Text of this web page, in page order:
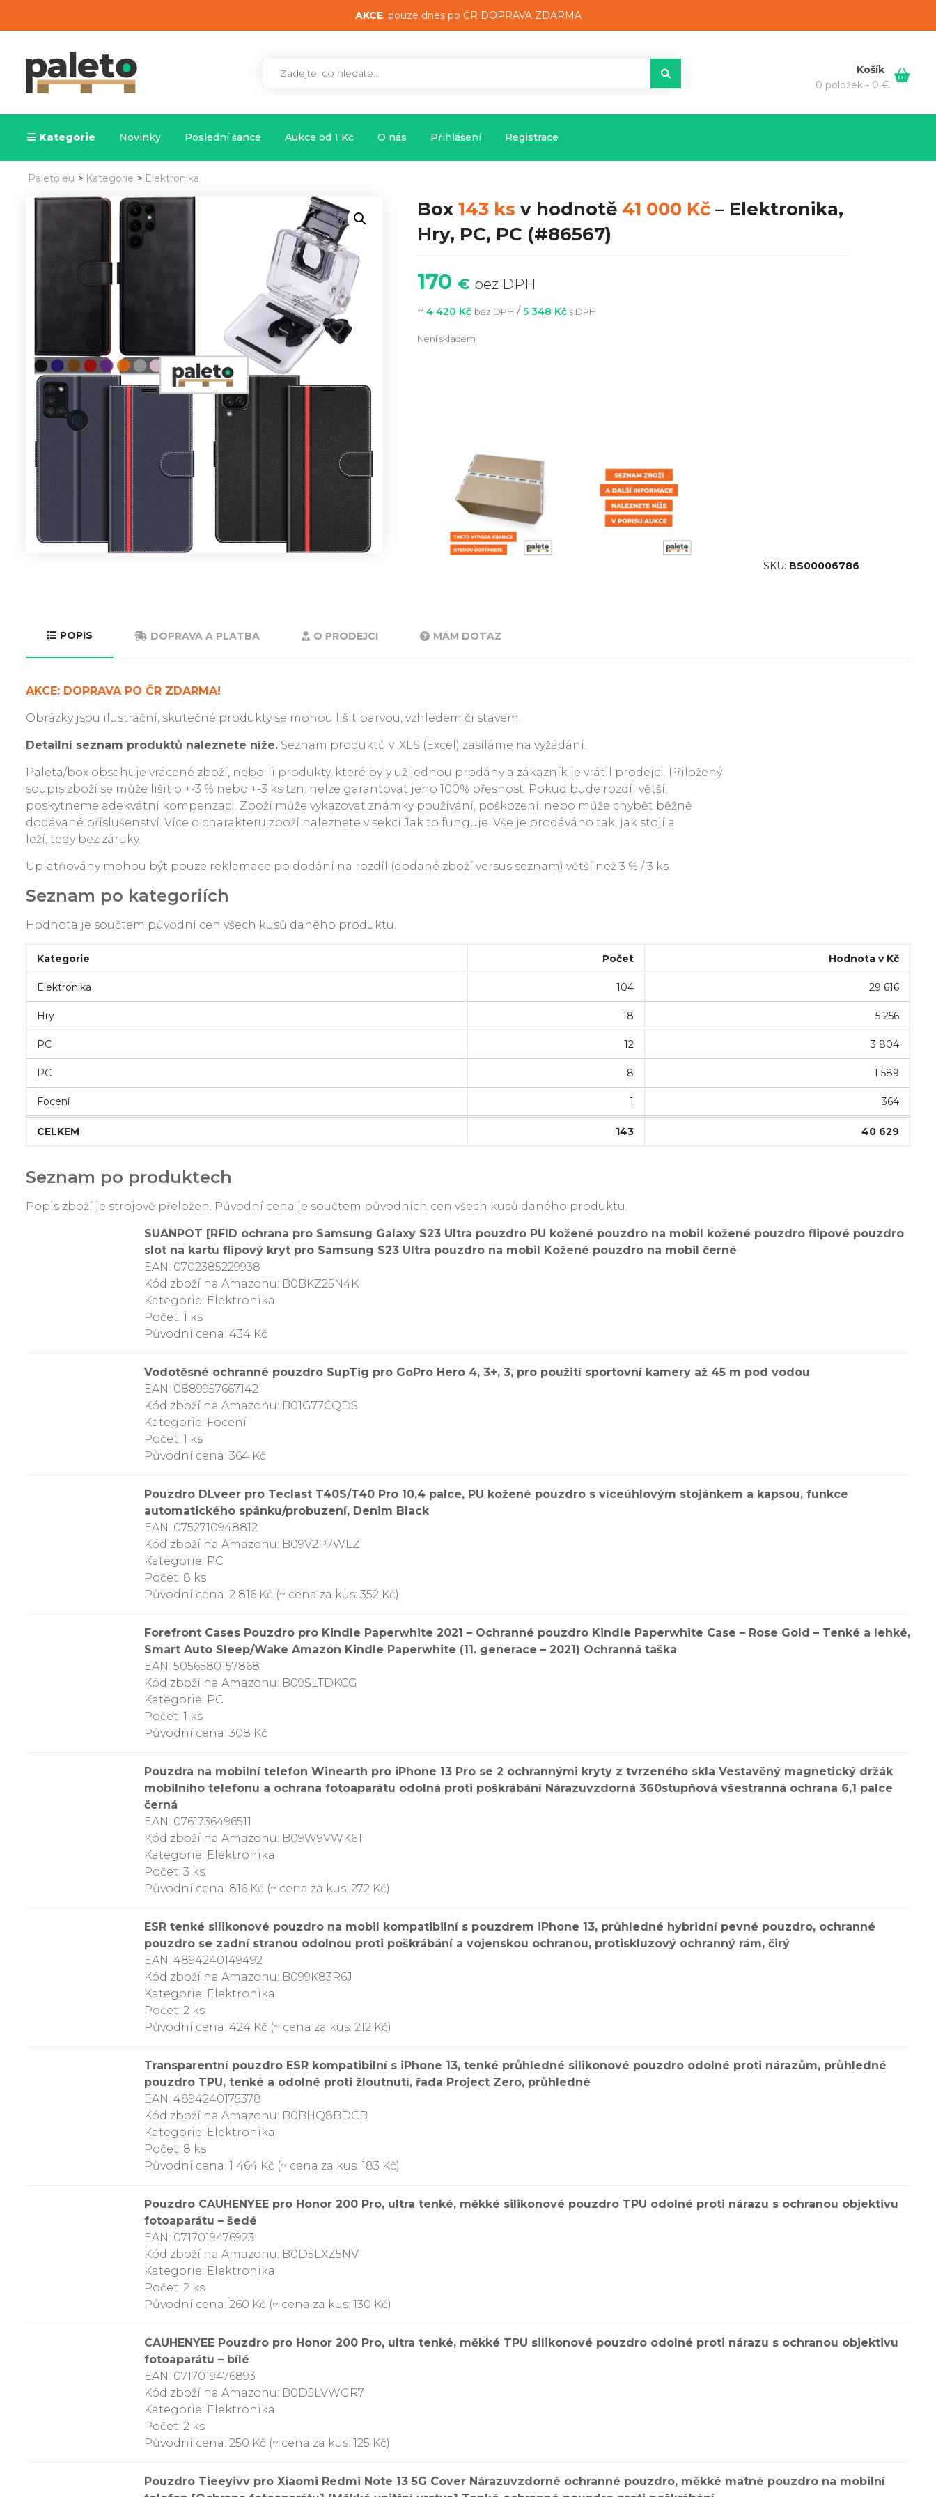
AKCE: pouze dnes po ČR DOPRAVA ZDARMA
Košík
0 položek - 0 €
Kategorie Novinky Poslední šance Aukce od 1 Kč O nás Přihlášení Registrace
Paleto.eu > Kategorie > Elektronika
SKU: BS00006786
Box 143 ks v hodnotě 41 000 Kč– Elektronika,
Hry, PC, PC (#86567)
170 € bez DPH
~ 4 420 Kč bez DPH / 5 348 Kč s DPH
Není skladem
POPIS DOPRAVA A PLATBA O PRODEJCI MÁM DOTAZ
AKCE: DOPRAVA PO ČR ZDARMA!
Obrázky jsou ilustrační, skutečné produkty se mohou lišit barvou, vzhledem či stavem.
Detailní seznam produktů naleznete níže. Seznam produktů v .XLS (Excel) zasíláme na vyžádání.
Paleta/box obsahuje vrácené zboží, nebo-li produkty, které byly už jednou prodány a zákazník je vrátil prodejci. Přiložený
soupis zboží se může lišit o +-3 % nebo +-3 ks tzn. nelze garantovat jeho 100% přesnost. Pokud bude rozdíl větší,
poskytneme adekvátní kompenzaci. Zboží může vykazovat známky používání, poškození, nebo může chybět běžně
dodávané příslušenství. Více o charakteru zboží naleznete v sekci Jak to funguje. Vše je prodáváno tak, jak stojí a
leží, tedy bez záruky.
Uplatňovány mohou být pouze reklamace po dodání na rozdíl (dodané zboží versus seznam) větší než 3 % / 3 ks.
Seznam po kategoriích
Hodnota je součtem původní cen všech kusů daného produktu.
Kategorie Počet Hodnota v Kč
Elektronika 104 29 616
Hry 18 5 256
PC 12 3 804
PC 8 1 589
Focení 1 364
CELKEM 143 40 629
Seznam po produktech
Popis zboží je strojově přeložen. Původní cena je součtem původních cen všech kusů daného produktu.
SUANPOT [RFID ochrana pro Samsung Galaxy S23 Ultra pouzdro PU kožené pouzdro na mobil kožené pouzdro flipové pouzdro
slot na kartu flipový kryt pro Samsung S23 Ultra pouzdro na mobil Kožené pouzdro na mobil černé
EAN: 0702385229938
Kód zboží na Amazonu: B0BKZ25N4K
Kategorie: Elektronika
Počet: 1 ks
Původní cena: 434 Kč
Vodotěsné ochranné pouzdro SupTig pro GoPro Hero 4, 3+, 3, pro použití sportovní kamery až 45 m pod vodou
EAN: 0889957667142
Kód zboží na Amazonu: B01G77CQDS
Kategorie: Focení
Počet: 1 ks
Původní cena: 364 Kč
Pouzdro DLveer pro Teclast T40S/T40 Pro 10,4 palce, PU kožené pouzdro s víceúhlovým stojánkem a kapsou, funkce
automatického spánku/probuzení, Denim Black
EAN: 0752710948812
Kód zboží na Amazonu: B09V2P7WLZ
Kategorie: PC
Počet: 8 ks
Původní cena: 2 816 Kč (~ cena za kus: 352 Kč)
Forefront Cases Pouzdro pro Kindle Paperwhite 2021 – Ochranné pouzdro Kindle Paperwhite Case – Rose Gold – Tenké a lehké,
Smart Auto Sleep/Wake Amazon Kindle Paperwhite (11. generace – 2021) Ochranná taška
EAN: 5056580157868
Kód zboží na Amazonu: B09SLTDKCG
Kategorie: PC
Počet: 1 ks
Původní cena: 308 Kč
Pouzdra na mobilní telefon Winearth pro iPhone 13 Pro se 2 ochrannými kryty z tvrzeného skla Vestavěný magnetický držák
mobilního telefonu a ochrana fotoaparátu odolná proti poškrábání Nárazuvzdorná 360stupňová všestranná ochrana 6,1 palce
černá
EAN: 0761736496511
Kód zboží na Amazonu: B09W9VWK6T
Kategorie: Elektronika
Počet: 3 ks
Původní cena: 816 Kč (~ cena za kus: 272 Kč)
ESR tenké silikonové pouzdro na mobil kompatibilní s pouzdrem iPhone 13, průhledné hybridní pevné pouzdro, ochranné
pouzdro se zadní stranou odolnou proti poškrábání a vojenskou ochranou, protiskluzový ochranný rám, čirý
EAN: 4894240149492
Kód zboží na Amazonu: B099K83R6J
Kategorie: Elektronika
Počet: 2 ks
Původní cena: 424 Kč (~ cena za kus: 212 Kč)
Transparentní pouzdro ESR kompatibilní s iPhone 13, tenké průhledné silikonové pouzdro odolné proti nárazům, průhledné
pouzdro TPU, tenké a odolné proti žloutnutí, řada Project Zero, průhledné
EAN: 4894240175378
Kód zboží na Amazonu: B0BHQ8BDCB
Kategorie: Elektronika
Počet: 8 ks
Původní cena: 1 464 Kč (~ cena za kus: 183 Kč)
Pouzdro CAUHENYEE pro Honor 200 Pro, ultra tenké, měkké silikonové pouzdro TPU odolné proti nárazu s ochranou objektivu
fotoaparátu – šedé
EAN: 0717019476923
Kód zboží na Amazonu: B0D5LXZ5NV
Kategorie: Elektronika
Počet: 2 ks
Původní cena: 260 Kč (~ cena za kus: 130 Kč)
CAUHENYEE Pouzdro pro Honor 200 Pro, ultra tenké, měkké TPU silikonové pouzdro odolné proti nárazu s ochranou objektivu
fotoaparátu – bílé
EAN: 0717019476893
Kód zboží na Amazonu: B0D5LVWGR7
Kategorie: Elektronika
Počet: 2 ks
Původní cena: 250 Kč (~ cena za kus: 125 Kč)
Pouzdro Tieeyivv pro Xiaomi Redmi Note 13 5G Cover Nárazuvzdorné ochranné pouzdro, měkké matné pouzdro na mobilní